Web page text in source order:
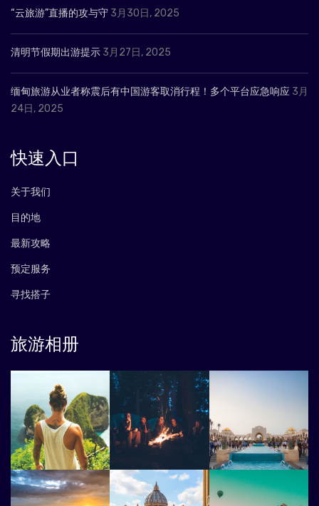
“云旅游”直播的攻与守 3月30日, 2025
清明节假期出游提示 3月27日, 2025
缅甸旅游从业者称震后有中国游客取消行程！多个平台应急响应 3月
24日, 2025
快速入口
关于我们
目的地
最新攻略
预定服务
寻找搭子
旅游相册